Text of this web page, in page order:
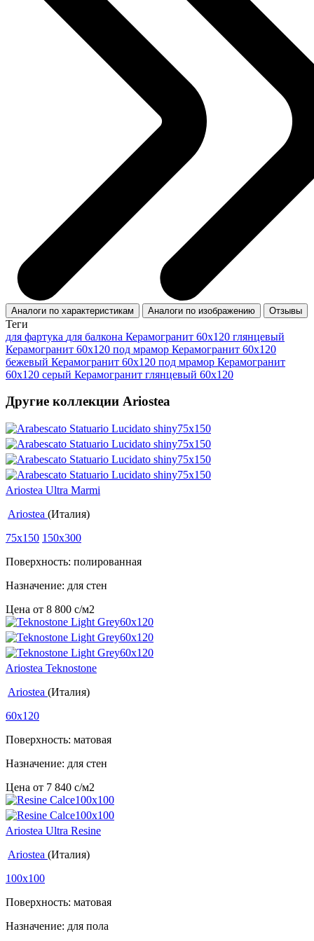
Аналоги по характеристикам Аналоги по изображению Отзывы
Теги
для фартука для балкона Керамогранит 60x120 глянцевый
Керамогранит 60x120 под мрамор Керамогранит 60х120
бежевый Керамогранит 60х120 под мрамор Керамогранит
60х120 серый Керамогранит глянцевый 60x120
Другие коллекции Ariostea
Ariostea Ultra Marmi
Ariostea (Италия)
75x150 150x300
Поверхность: полированная
Назначение: для стен
Цена от 8 800 c/м2
Ariostea Teknostone
Ariostea (Италия)
60x120
Поверхность: матовая
Назначение: для стен
Цена от 7 840 c/м2
Ariostea Ultra Resine
Ariostea (Италия)
100x100
Поверхность: матовая
Назначение: для пола